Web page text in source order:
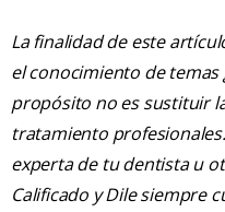
La finalidad de este
el conocimiento de temas
propósito no es sustituir
tratamiento
experta de tu dentista u
Calificado y Dile siempre